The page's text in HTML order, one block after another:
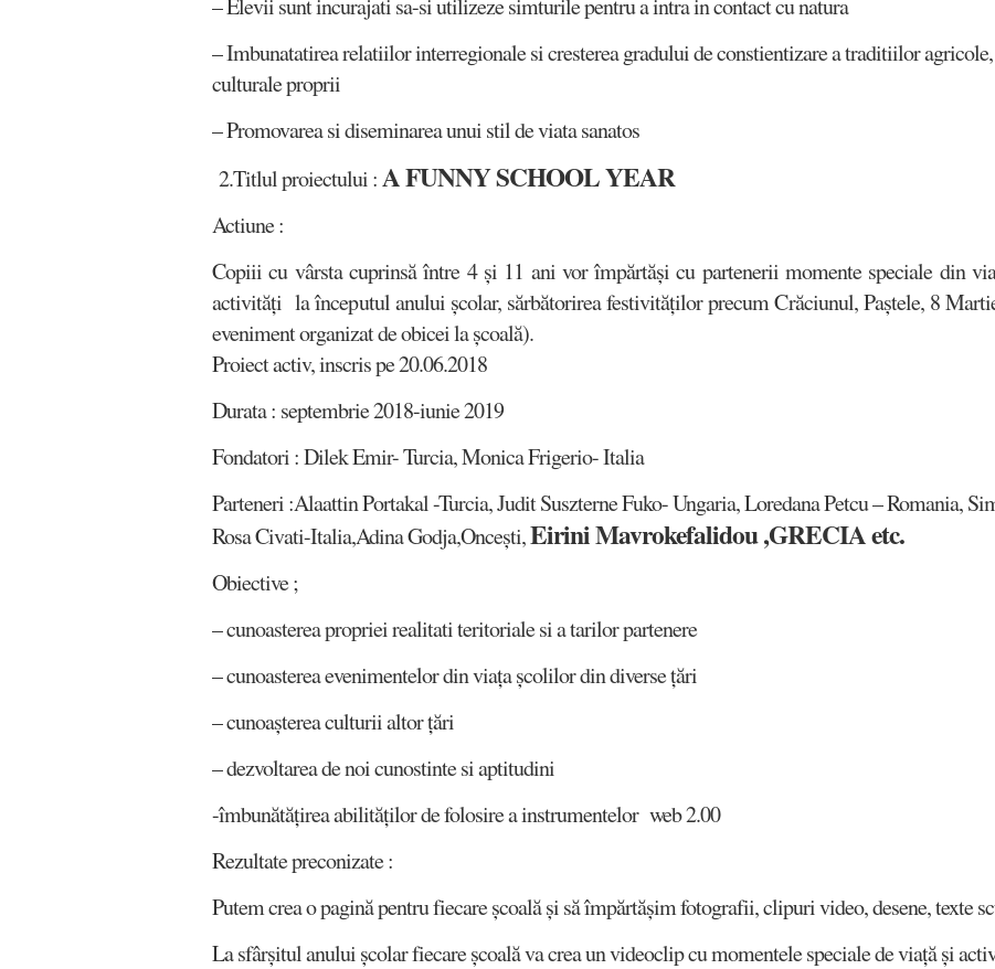
– Elevii sunt incurajati sa-si utilizeze simturile pentru a intra in contact cu natura
– Imbunatatirea relatiilor interregionale si cresterea gradului de constientizare a traditiilor
culturale proprii
– Promovarea si diseminarea unui stil de viata sanatos
2.Titlul proiectului :A FUNNY SCHOOL YEAR
Actiune :
Copiii cu vârsta cuprinsă între 4 și 11 ani vor împărtăși cu partenerii momente speciale din
activități la începutul anului școlar, sărbătorirea festivităților precum Crăciunul, Paștele, 8
eveniment organizat de obicei la școală).
Proiect activ, inscris pe 20.06.2018
Durata : septembrie 2018-iunie 2019
Fondatori : Dilek Emir- Turcia, Monica Frigerio- Italia
Parteneri :Alaattin Portakal -Turcia, Judit Suszterne Fuko- Ungaria, Loredana Petcu – Romania,
Rosa Civati-Italia,Adina Godja,Oncești,Eirini Mavrokefalidou,GRECIA etc.
Obiective ;
– cunoasterea propriei realitati teritoriale si a tarilor partenere
– cunoasterea evenimentelor din viața școlilor din diverse țări
– cunoașterea culturii altor țări
– dezvoltarea de noi cunostinte si aptitudini
-îmbunătățirea abilităților de folosire a instrumentelor web 2.00
Rezultate preconizate :
Putem crea o pagină pentru fiecare școală și să împărtășim fotografii, clipuri video, desene, texte
La sfârșitul anului școlar fiecare școală va crea un videoclip cu momentele speciale de viață și